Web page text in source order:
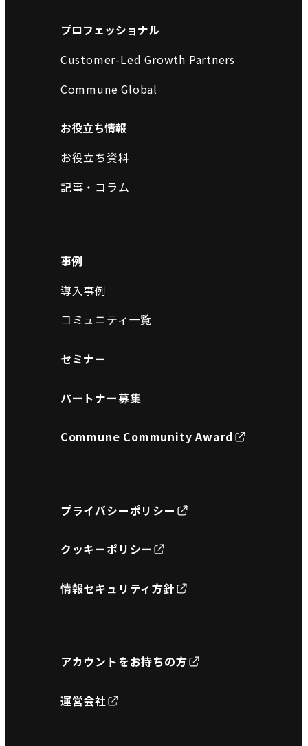
プロフェッショナル
Customer-Led Growth Partners
Commune Global
お役立ち情報
お役立ち資料
記事・コラム
事例
導入事例
コミュニティ一覧
セミナー
パートナー募集
Commune Community Award
プライバシーポリシー
クッキーポリシー
情報セキュリティ方針
アカウントをお持ちの方
運営会社